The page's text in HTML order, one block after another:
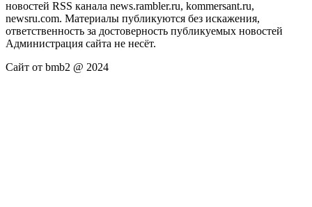
новостей RSS канала news.rambler.ru, kommersant.ru,
newsru.com. Материалы публикуются без искажения,
ответственность за достоверность публикуемых новостей
Администрация сайта не несёт.
Сайт от bmb2 @ 2024